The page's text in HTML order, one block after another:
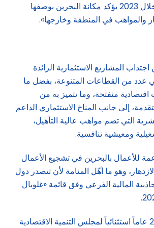
جذب الاستثمارات خلال 2023 يؤكد مكانة البحرين بوصفها
والمواهب في المنطقة وخارجها».
المشاريع الاستثمارية الرائدة
عدد من القطاعات المتنوعة، بفضل ما
منفتحة، وما تتميز به من
إلى جانب المناخ الاستثماري الداعم
التي تضم مواهب عالية التأهيل،
ومعيشية تنافسية.
للأعمال بالبحرين في تشجيع الأعمال
وهو ما أهّل المنامة لأن تتصدر دول
المالية الفرعي وفق قائمة «غلوبال
وقد شكّل عام 2023 عاماً استثنائياً لمجلس التنمية الاقتصادية